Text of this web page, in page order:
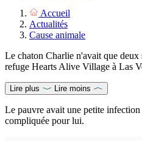
Accueil
Actualités
Cause animale
Le chaton Charlie n'avait que deux
refuge Hearts Alive Village à Las
Lire plus Lire moins
Le pauvre avait une petite
compliquée pour lui.